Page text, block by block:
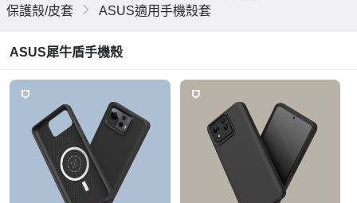
保護殼/皮套
ASUS適用手機殼套
ASUS犀牛盾手機殼